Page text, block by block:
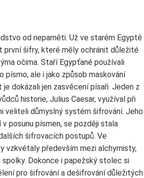
od nepaměti. Už ve starém Egyptě
první šifry, které měly ochránit důležité
očima. Staří Egypťané používali
písmo, ale i jako způsob maskování
dokázali jen zasvěcení písaři. Jeden z
historie, Julius Caesar, využíval při
veliteli důmyslný systém šifrování. Jeho
posunu písmen, se později stala
šifrovacích postupů. Ve
vzkvétaly především mezi alchymisty,
Dokonce i papežský stolec si
pro šifrování a dešifrování důležitých